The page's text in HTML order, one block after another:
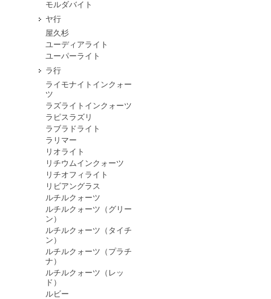
モルダバイト
ヤ行
屋久杉
ユーディアライト
ユーパーライト
ラ行
ライモナイトインクォー
ツ
ラズライトインクォーツ
ラピスラズリ
ラブラドライト
ラリマー
リオライト
リチウムインクォーツ
リチオフィライト
リビアングラス
ルチルクォーツ
ルチルクォーツ（グリー
ン）
ルチルクォーツ（タイチ
ン）
ルチルクォーツ（プラチ
ナ）
ルチルクォーツ（レッ
ド）
ルビー